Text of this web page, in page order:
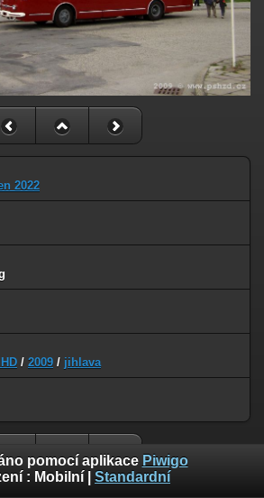
2022
/ 2009 / jihlava
pomocí aplikace Piwigo
: Mobilní Standardní